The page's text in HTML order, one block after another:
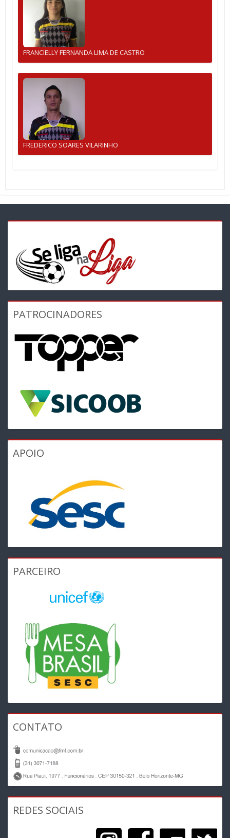
FRANCIELLY FERNANDA LIMA DE CASTRO
FREDERICO SOARES VILARINHO
PATROCINADORES
APOIO
PARCEIRO
CONTATO
REDES SOCIAIS